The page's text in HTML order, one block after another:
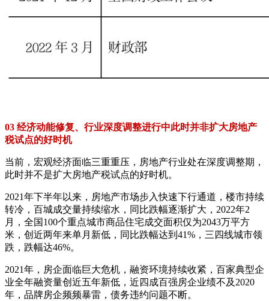
03 经济动能修复、行业深度调整进行中此时并非扩大房地产
税试点的好时机
当前，宏观经济面临三重重压，房地产行业处在深度调整期，
此时并不是扩大房地产税试点的好时机。
2021年下半年以来，房地产市场步入快速下行通道，楼市持续
转冷，百城成交量持续缩水，同比跌幅逐渐扩大，2022年2
月，全国100个重点城市商品住宅成交面积仅为2043万平方
米，创近两年来单月新低，同比跌幅达到41%，三四线城市领
跌，跌幅达46%。
2021年，房企面临巨大危机，融资环境持续收紧，百家典型企
业全年融资量创近五年新低，近四成百强房企业绩不及2020
年，品牌房企频频暴雷，债务违约问题不断。